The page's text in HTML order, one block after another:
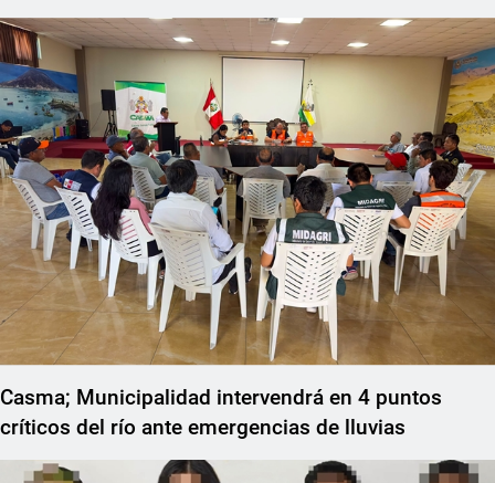
Casma; Municipalidad intervendrá en 4 puntos
críticos del río ante emergencias de lluvias